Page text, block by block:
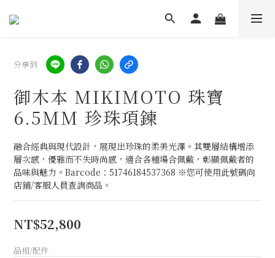
分享到
御木本 MIKIMOTO 珠寶
6.5MM 珍珠項鍊
融合經典與現代設計，展現出珍珠的柔美光澤。其雙層結構增添
層次感，優雅而不失時尚感，適合各種場合佩戴，彰顯佩戴者的
品味與魅力。Barcode：51746184537368 ※您可使用此號碼向
店鋪/客服人員查詢商品。
NT$52,800
品相/配件